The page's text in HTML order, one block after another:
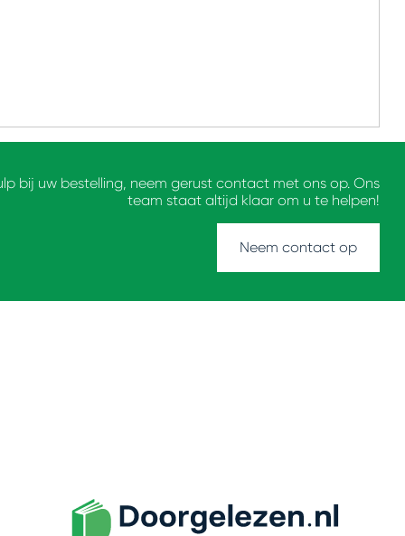
bij uw bestelling, neem gerust contact met ons op. Ons
team staat altijd klaar om u te helpen!
Neem contact op